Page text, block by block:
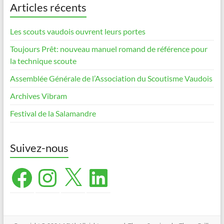
Articles récents
Les scouts vaudois ouvrent leurs portes
Toujours Prêt: nouveau manuel romand de référence pour
la technique scoute
Assemblée Générale de l’Association du Scoutisme Vaudois
Archives Vibram
Festival de la Salamandre
Suivez-nous
FacebookInstagram
X LinkedIn